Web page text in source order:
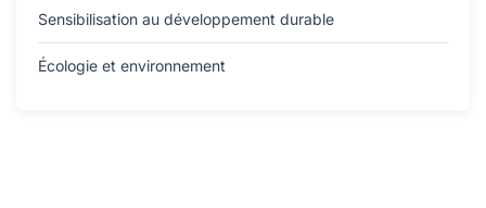
Sensibilisation au développement durable
Écologie et environnement